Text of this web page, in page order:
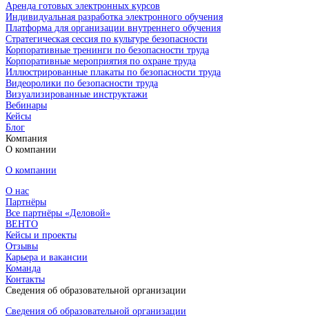
Аренда готовых электронных курсов
Индивидуальная разработка электронного обучения
Платформа для организации внутреннего обучения
Стратегическая сессия по культуре безопасности
Корпоративные тренинги по безопасности труда
Корпоративные мероприятия по охране труда
Иллюстрированные плакаты по безопасности труда
Видеоролики по безопасности труда
Визуализированные инструктажи
Вебинары
Кейсы
Блог
Компания
О компании
О компании
О нас
Партнёры
Все партнёры «Деловой»
ВЕНТО
Кейсы и проекты
Отзывы
Карьера и вакансии
Команда
Контакты
Сведения об образовательной организации
Сведения об образовательной организации